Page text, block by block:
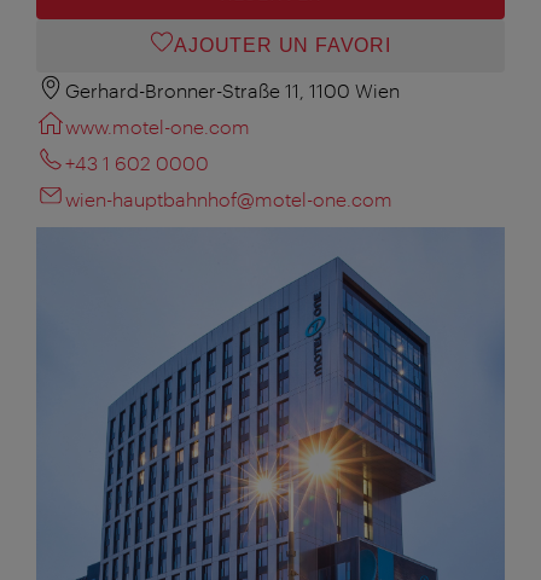
AJOUTER UN FAVORI
Gerhard-Bronner-Straße 11, 1100 Wien
www.motel-one.com
+43 1 602 0000
wien-hauptbahnhof@motel-one.com